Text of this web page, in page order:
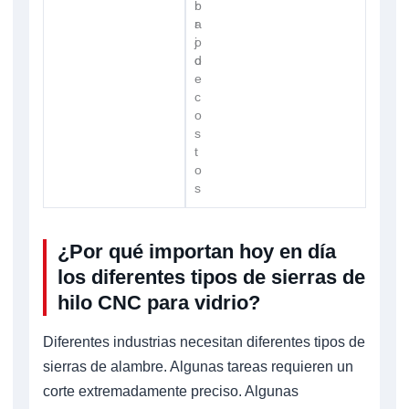
b
a
j
o
r
r
o
d
e
c
o
s
t
o
s
¿Por qué importan hoy en día
los diferentes tipos de sierras de
hilo CNC para vidrio?
Diferentes industrias necesitan diferentes tipos de
sierras de alambre. Algunas tareas requieren un
corte extremadamente preciso. Algunas